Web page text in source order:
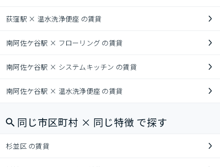
荻窪駅 × 温水洗浄便座 の賃貸
南阿佐ケ谷駅 × フローリング の賃貸
南阿佐ケ谷駅 × システムキッチン の賃貸
南阿佐ケ谷駅 × 温水洗浄便座 の賃貸
同じ市区町村 × 同じ特徴 で探す
杉並区 の賃貸